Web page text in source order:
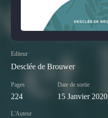
Editeur
Desclée de Brouwer
Pages
224
Date de sortie
15 Janvier 2020
L'Auteur